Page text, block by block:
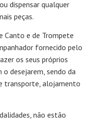
dispensar qualquer
peças.
Canto e de Trompete
fornecido pelo
os seus próprios
o desejarem, sendo da
transporte, alojamento
não estão